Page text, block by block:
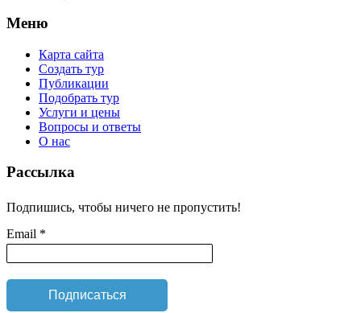
Меню
Карта сайта
Создать тур
Публикации
Подобрать тур
Услуги и цены
Вопросы и ответы
О нас
Рассылка
Подпишись, чтобы ничего не пропустить!
Email *